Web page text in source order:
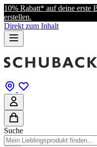
10% Rabatt* auf deine erste
erstellen.
Direkt zum Inhalt
Suche